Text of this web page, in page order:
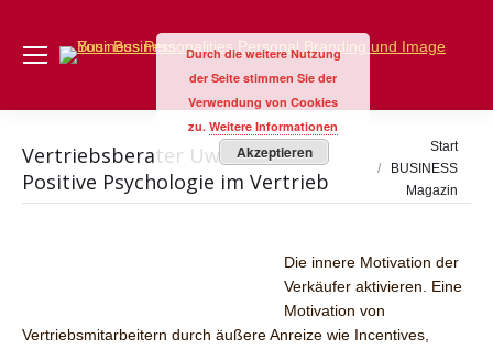
Vertriebsberater Uwe Reusche:
Positive Psychologie im Vertrieb
Sie befinden sich
hier:
Start
BUSINESS
Magazin
Die innere Motivation der
Verkäufer aktivieren. Eine
Motivation von
Vertriebsmitarbeitern durch äußere Anreize wie Incentives,
Durch die weitere Nutzung
der Seite stimmen Sie der
Verwendung von Cookies
zu. Weitere Informationen
Akzeptieren